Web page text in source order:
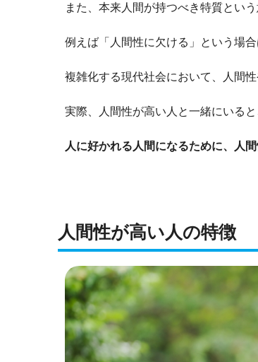
また、本来人間が持つべき特質とい
例えば「人間性に欠ける」という場
複雑化する現代社会において、人間
実際、人間性が高い人と一緒にいる
人に好かれる人間になるために、人
人間性が高い人の特徴